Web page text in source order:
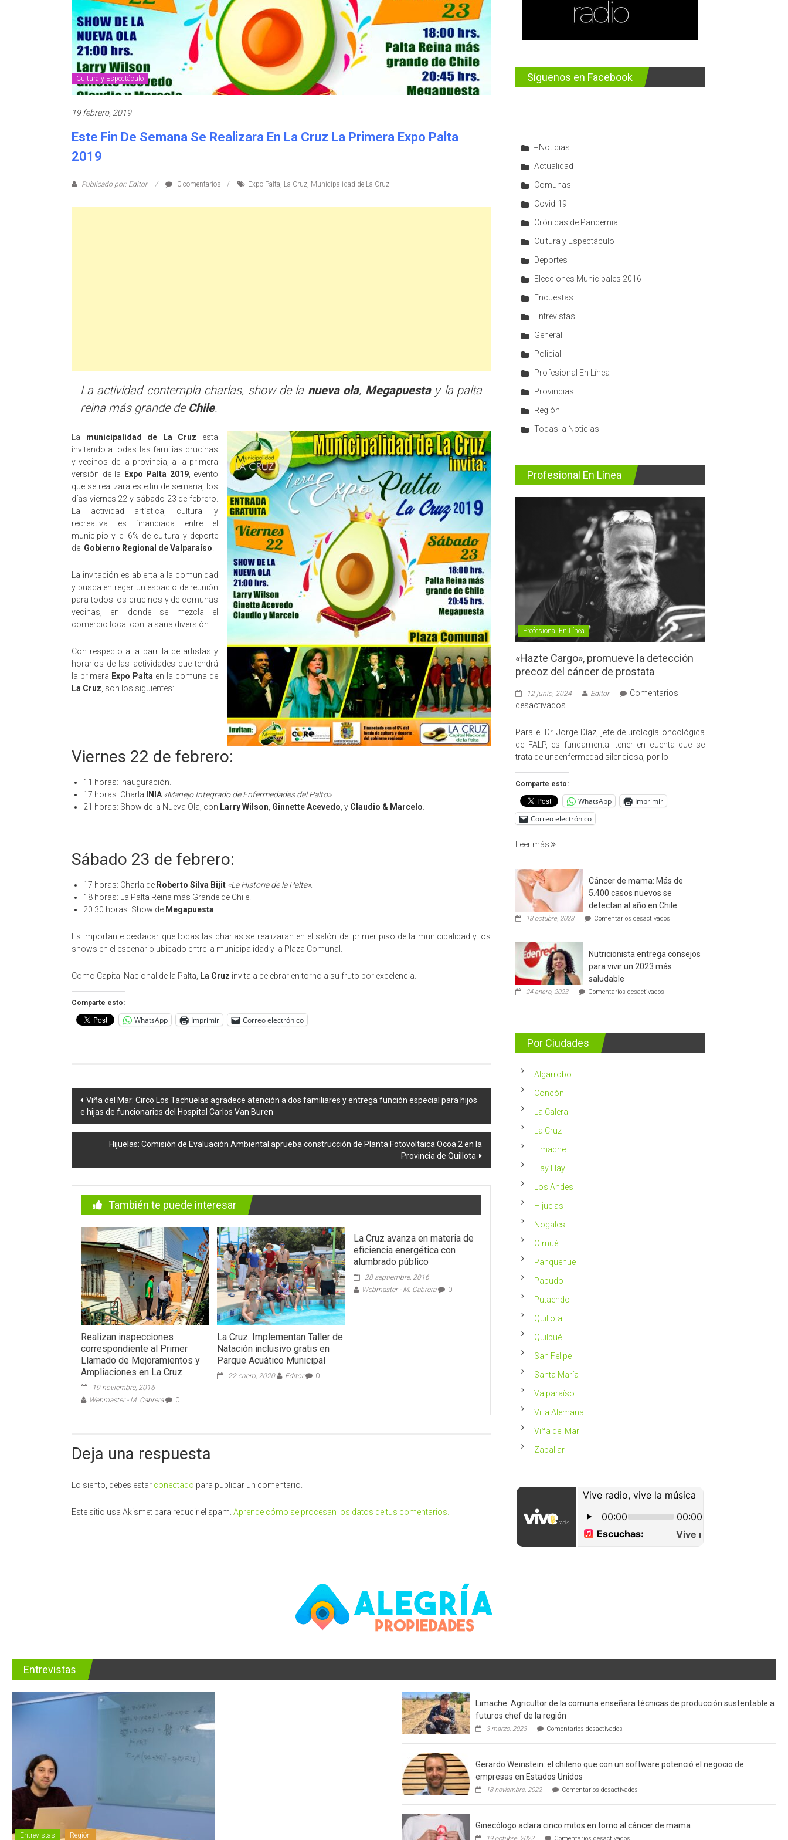
Cultura y Espectáculo
19 febrero, 2019
Este Fin De Semana Se Realizara En La Cruz La Primera Expo Palta
2019
Publicado por: Editor 0 comentarios Expo Palta, La Cruz, Municipalidad de La Cruz
La actividad contempla charlas, show de la nueva ola, Megapuestay la palta
reina más grande de Chile.
La municipalidad de La Cruz esta
invitando a todas las familias crucinas
y vecinos de la provincia, a la primera
versión de la
Expo Palta 2019, evento
que se realizara este fin de semana, los
días viernes 22 y sábado 23 de febrero.
La actividad artística, cultural y
recreativa es financiada entre el
municipio y el 6% de cultura y deporte
del Gobierno Regional de Valparaíso
La invitación es abierta a la comunidad
y busca entregar un espacio de reunión
para todos los crucinos y de comunas
vecinas, en donde se mezcla el
comercio local con la sana diversión.
Con respecto a la parrilla de artistas y
horarios de las actividades que tendrá
la primera Expo Palta en la comuna de
La Cruz , son los siguientes:
Viernes 22 de febrero:
11 horas: Inauguración.
17 horas: Charla
INIA «Manejo Integrado de Enfermedades del Palto».
21 horas: Show de la Nueva Ola, con Larry Wilson Ginnette Acevedo , y Claudio & Marcelo
Sábado 23 de febrero:
17 horas: Charla de Roberto Silva Bijit «La Historia de la Palta».
18 horas: La Palta Reina más Grande de Chile.
20.30 horas: Show de Megapuesta
Es importante destacar que todas las charlas se realizaran en el salón del primer piso de la municipalidad y los
shows en el escenario ubicado entre la municipalidad y la Plaza Comunal.
Como Capital Nacional de la Palta, La Cruz invita a celebrar en torno a su fruto por excelencia.
Comparte esto:
WhatsApp Imprimir Correo electrónico
Navegación
de
entradas
Viña del Mar: Circo Los Tachuelas agradece atención a dos familiares y entrega función especial para hijos
e hijas de funcionarios del Hospital Carlos Van Buren
Hijuelas: Comisión de Evaluación Ambiental aprueba construcción de Planta Fotovoltaica Ocoa 2 en la
Provincia de Quillota
También te puede interesar
Realizan inspecciones
correspondiente al Primer
Llamado de Mejoramientos y
Ampliaciones en La Cruz
19 noviembre, 2016
Webmaster - M. Cabrera
0
La Cruz: Implementan Taller de
Natación inclusivo gratis en
Parque Acuático Municipal
22 enero, 2020 Editor 0
La Cruz avanza en materia de
eficiencia energética con
alumbrado público
28 septiembre, 2016
Webmaster - M. Cabrera
0
Deja una respuesta
Lo siento, debes estar conectado para publicar un comentario.
Este sitio usa Akismet para reducir el spam. Aprende cómo se procesan los datos de tus comentarios.
Síguenos en Facebook
+Noticias
Actualidad
Comunas
Covid-19
Crónicas de Pandemia
Cultura y Espectáculo
Deportes
Elecciones Municipales 2016
Encuestas
Entrevistas
General
Policial
Profesional En Línea
Provincias
Región
Todas la Noticias
Profesional En Línea
Profesional En Línea
«Hazte Cargo», promueve la detección
precoz del cáncer de prostata
12 junio, 2024 Editor
Comentarios
desactivados
Cargo»,
promueve
la
cáncer
de
prostata
Para el Dr. Jorge Díaz, jefe de urología oncológica
de FALP, es fundamental tener en cuenta que se
trata de unaenfermedad silenciosa, por lo
Comparte esto:
WhatsApp
Imprimir
Correo electrónico
Leer más
Cáncer de mama: Más de
5.400 casos nuevos se
detectan al año en Chile
18 octubre, 2023 Comentarios desactivados
de
Más
Nutricionista entrega consejos
para vivir un 2023 más
saludable
24 enero, 2023 Comentarios desactivados
2023
Por Ciudades
Algarrobo
Concón
La Calera
La Cruz
Limache
Llay Llay
Los Andes
Hijuelas
Nogales
Olmué
Panquehue
Papudo
Putaendo
Quillota
Quilpué
San Felipe
Santa María
Valparaíso
Villa Alemana
Viña del Mar
Zapallar
Entrevistas
Entrevistas Región
Limache: Agricultor de la comuna enseñara técnicas de producción sustentable a
futuros chef de la región
3 marzo, 2023 Comentarios desactivadosen
Agricultor
la
técnicas
a
Gerardo Weinstein: el chileno que con un software potenció el negocio de
empresas en Estados Unidos
18 noviembre, 2022 Comentarios desactivadosen
Weinstein:
chileno
Ginecólogo aclara cinco mitos en torno al cáncer de mama
en